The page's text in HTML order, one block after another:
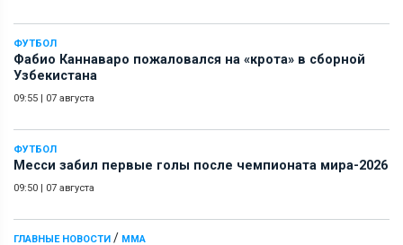
ФУТБОЛ
Фабио Каннаваро пожаловался на «крота» в сборной
Узбекистана
09:55 07 августа
ФУТБОЛ
Месси забил первые голы после чемпионата мира-2026
09:50 07 августа
ГЛАВНЫЕ НОВОСТИ / ММА